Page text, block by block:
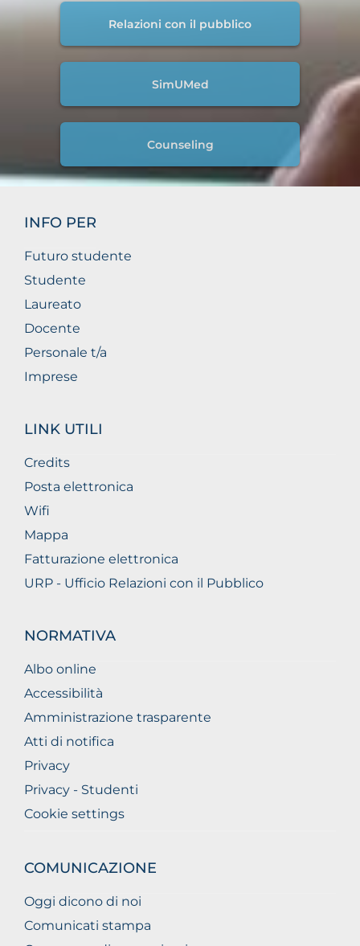
Relazioni con il pubblico
SimUMed
Counseling
INFO PER
Futuro studente
Studente
Laureato
Docente
Personale t/a
Imprese
LINK UTILI
Credits
Posta elettronica
Wifi
Mappa
Fatturazione elettronica
URP - Ufficio Relazioni con il Pubblico
NORMATIVA
Albo online
Accessibilità
Amministrazione trasparente
Atti di notifica
Privacy
Privacy - Studenti
Cookie settings
COMUNICAZIONE
Oggi dicono di noi
Comunicati stampa